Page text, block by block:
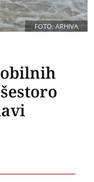
FOTO: ARHIVA